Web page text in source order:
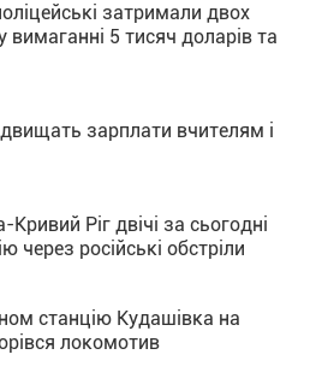
затримали двох
вимаганні 5 тисяч доларів та
зарплати вчителям і
Ріг двічі за сьогодні
через російські обстріли
станцію Кудашівка на
локомотив